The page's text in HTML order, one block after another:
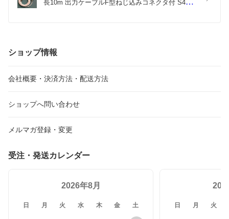
長10m 出力ケーブルF型ねじ込みコネクタ付 S4C-
ショップ情報
会社概要・決済方法・配送方法
ショップへ問い合わせ
メルマガ登録・変更
受注・発送カレンダー
2026年8月
日 月 火 水 木 金 土 日 月 火